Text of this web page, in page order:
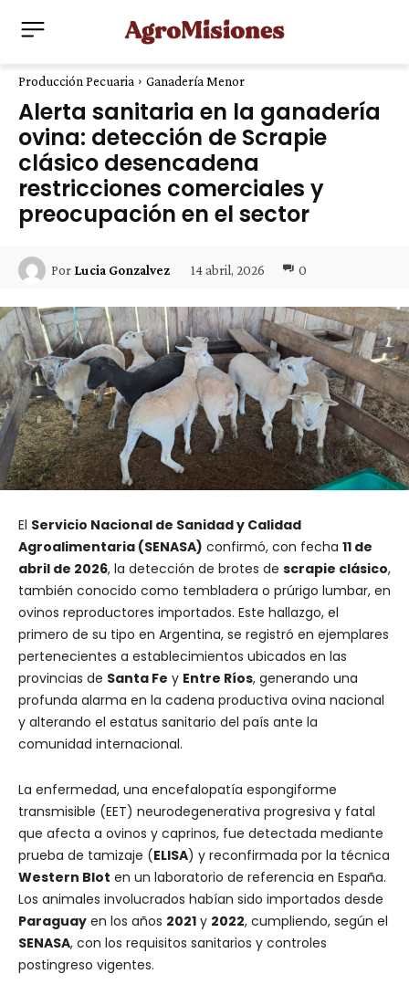
Producción Pecuaria Ganadería Menor
Alerta sanitaria en la ganadería
ovina: detección de Scrapie
clásico desencadena
restricciones comerciales y
preocupación en el sector
Por Lucia Gonzalvez 14 abril, 2026 0
El Servicio Nacional de Sanidad y Calidad
Agroalimentaria (SENASA) confirmó, con fecha 11 de
abril de 2026, la detección de brotes de scrapie clásico,
también conocido como tembladera o prúrigo lumbar, en
ovinos reproductores importados. Este hallazgo, el
primero de su tipo en Argentina, se registró en ejemplares
pertenecientes a establecimientos ubicados en las
provincias de Santa Fe y Entre Ríos, generando una
profunda alarma en la cadena productiva ovina nacional
y alterando el estatus sanitario del país ante la
comunidad internacional.
La enfermedad, una encefalopatía espongiforme
transmisible (EET) neurodegenerativa progresiva y fatal
que afecta a ovinos y caprinos, fue detectada mediante
prueba de tamizaje (ELISA) y reconfirmada por la técnica
Western Blot en un laboratorio de referencia en España.
Los animales involucrados habían sido importados desde
Paraguay en los años 2021 y 2022, cumpliendo, según el
SENASA, con los requisitos sanitarios y controles
postingreso vigentes.